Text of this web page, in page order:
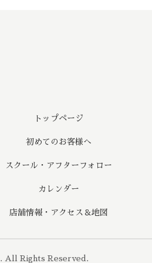
トップページ
初めてのお客様へ
スクール・アフターフォロー
カレンダー
店舗情報・アクセス＆地図
. All Rights Reserved.